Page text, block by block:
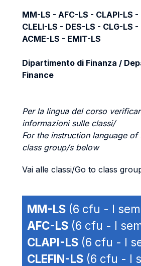
MM-LS - AFC-LS - CLAPI-LS -
CLELI-LS - DES-LS - CLG-LS
ACME-LS - EMIT-LS
Dipartimento di Finanza /
Finance
Per la lingua del corso
informazioni sulle classi/
For the instruction language of
class group/s below
Vai alle classi/Go to class
MM-LS (6 cfu - I
AFC-LS (6 cfu - I
CLAPI-LS (6 cfu - I
CLEFIN-LS (6 cfu - I